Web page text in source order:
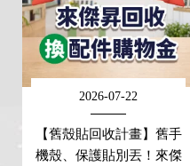
2026-07-22
【舊殼貼回收計畫】舊手
機殼、保護貼別丟！來傑